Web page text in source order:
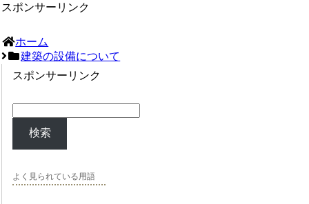
スポンサーリンク
ホーム
建築の設備について
スポンサーリンク
検索
よく見られている用語